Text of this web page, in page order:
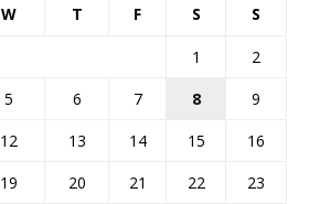
W T F S S
1
2
5 6 7 8
9
12 13 14 15
16
19 20 21 22
23